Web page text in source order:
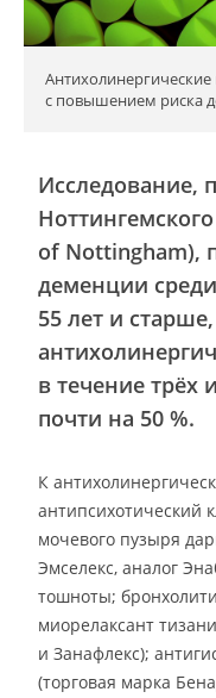
с повышением риска
Исследование,
of Nottingham),
деменции
55 лет и
в течение трёх
почти на 50 %.
К
антипсихотический
мочевого пузыря
Эмселекс, аналог
тошноты;
миорелаксант
и Занафлекс);
(торговая марка